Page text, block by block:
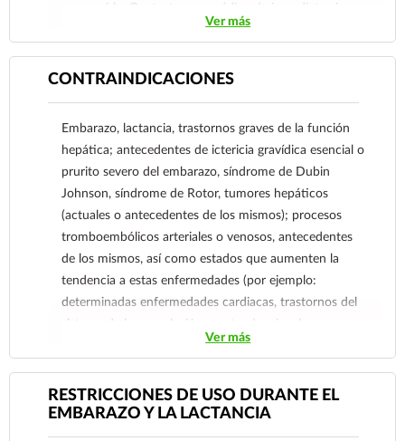
consumirlo. Contacte a su médico de inmediato si
sospecha que tiene un problema de salud.
Ver más
CONTRAINDICACIONES
Embarazo, lactancia, trastornos graves de la función
hepática; antecedentes de ictericia gravídica esencial o
prurito severo del embarazo, síndrome de Dubin
Johnson, síndrome de Rotor, tumores hepáticos
(actuales o antecedentes de los mismos); procesos
tromboembólicos arteriales o venosos, antecedentes
de los mismos, así como estados que aumenten la
tendencia a estas enfermedades (por ejemplo:
determinadas enfermedades cardiacas, trastornos del
sistema de la coagulación con tendencia a la
trombosis), anemia de células falciformes, carcinoma
anteriormente, diabetes severa con alteraciones
vasculares, trastornos del metabolismo de las grasas,
Ver más
RESTRICCIONES DE USO DURANTE EL
EMBARAZO Y LA LACTANCIA